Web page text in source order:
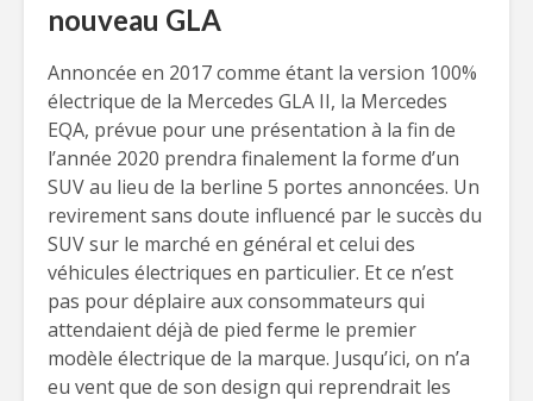
nouveau GLA
Annoncée en 2017 comme étant la version 100%
électrique de la Mercedes GLA II, la Mercedes
EQA, prévue pour une présentation à la fin de
l’année 2020 prendra finalement la forme d’un
SUV au lieu de la berline 5 portes annoncées. Un
revirement sans doute influencé par le succès du
SUV sur le marché en général et celui des
véhicules électriques en particulier. Et ce n’est
pas pour déplaire aux consommateurs qui
attendaient déjà de pied ferme le premier
modèle électrique de la marque. Jusqu’ici, on n’a
eu vent que de son design qui reprendrait les